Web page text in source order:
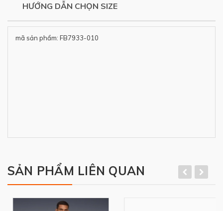
HƯỚNG DẪN CHỌN SIZE
mã sản phẩm: FB7933-010
SẢN PHẨM LIÊN QUAN